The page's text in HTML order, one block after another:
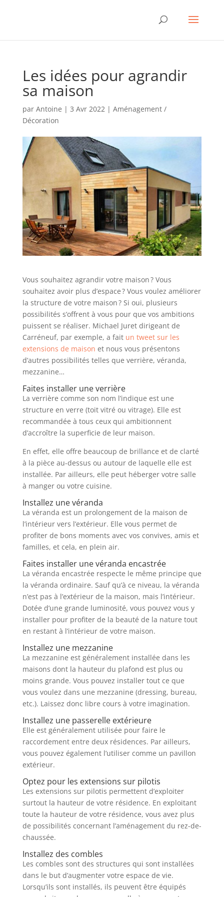
Les idées pour agrandir
sa maison
par Antoine | 3 Avr 2022| Aménagement /
Décoration
Vous souhaitez agrandir votre maison ? Vous
souhaitez avoir plus d’espace ? Vous voulez améliorer
la structure de votre maison ? Si oui, plusieurs
possibilités s’offrent à vous pour que vos ambitions
puissent se réaliser. Michael Juret dirigeant de
Carréneuf, par exemple, a fait un tweet sur les
extensions de maison et nous vous présentons
d’autres possibilités telles que verrière, véranda,
mezzanine…
Faites installer une verrière
La verrière comme son nom l’indique est une
structure en verre (toit vitré ou vitrage). Elle est
recommandée à tous ceux qui ambitionnent
d’accroître la superficie de leur maison.
En effet, elle offre beaucoup de brillance et de clarté
à la pièce au-dessus ou autour de laquelle elle est
installée. Par ailleurs, elle peut héberger votre salle
à manger ou votre cuisine.
Installez une véranda
La véranda est un prolongement de la maison de
l’intérieur vers l’extérieur. Elle vous permet de
profiter de bons moments avec vos convives, amis et
familles, et cela, en plein air.
Faites installer une véranda encastrée
La véranda encastrée respecte le même principe que
la véranda ordinaire. Sauf qu’à ce niveau, la véranda
n’est pas à l’extérieur de la maison, mais l’intérieur.
Dotée d’une grande luminosité, vous pouvez vous y
installer pour profiter de la beauté de la nature tout
en restant à l’intérieur de votre maison.
Installez une mezzanine
La mezzanine est généralement installée dans les
maisons dont la hauteur du plafond est plus ou
moins grande. Vous pouvez installer tout ce que
vous voulez dans une mezzanine (dressing, bureau,
etc.). Laissez donc libre cours à votre imagination.
Installez une passerelle extérieure
Elle est généralement utilisée pour faire le
raccordement entre deux résidences. Par ailleurs,
vous pouvez également l’utiliser comme un pavillon
extérieur.
Optez pour les extensions sur pilotis
Les extensions sur pilotis permettent d’exploiter
surtout la hauteur de votre résidence. En exploitant
toute la hauteur de votre résidence, vous avez plus
de possibilités concernant l’aménagement du rez-de-
chaussée.
Installez des combles
Les combles sont des structures qui sont installées
dans le but d’augmenter votre espace de vie.
Lorsqu’ils sont installés, ils peuvent être équipés